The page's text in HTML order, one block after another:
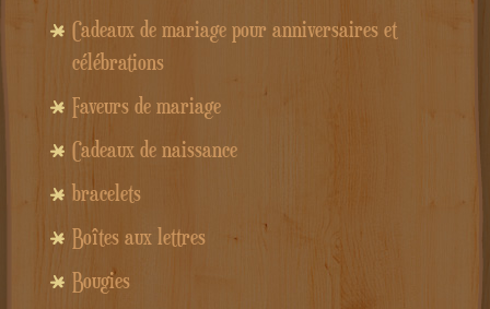
Cadeaux de mariage pour anniversaires et
célébrations
Faveurs de mariage
Cadeaux de naissance
bracelets
Boîtes aux lettres
Bougies